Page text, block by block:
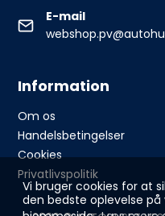
Vi bruger cookies for at
den bedste oplevelse på
E-mail
Information
Om os
Handelsbetingelser
Cookies
Privatlivspolitik